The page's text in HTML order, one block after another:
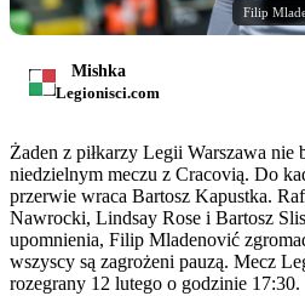
Filip
Mishka
Legionisci.com
Żaden z piłkarzy Legii Warszawa nie
niedzielnym meczu z Cracovią. Do
przerwie wraca Bartosz Kapustka.
Nawrocki, Lindsay Rose i Bartosz
upomnienia, Filip Mladenović
wszyscy są zagrożeni pauzą. Mecz
rozegrany 12 lutego o godzinie 17:30.